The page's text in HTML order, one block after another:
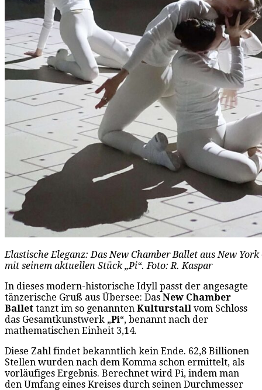
Elastische Eleganz: Das New Chamber Ballet aus New
mit seinem aktuellen Stück „Pi“. Foto: R. Kaspar
In dieses modern-historische Idyll passt der angesagte
tänzerische Gruß aus Übersee: Das New Chamber
Ballet tanzt im so genannten Kulturstall vom Schloss
das Gesamtkunstwerk „Pi“, benannt nach der
mathematischen Einheit 3,14.
Diese Zahl findet bekanntlich kein Ende. 62,8 Billionen
Stellen wurden nach dem Komma schon ermittelt, als
vorläufiges Ergebnis. Berechnet wird Pi, indem man
den Umfang eines Kreises durch seinen Durchmesser